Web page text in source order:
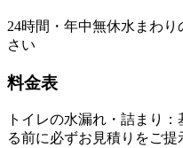
24時間・年中無休水まわ
さい
料金表
トイレの水漏れ・詰まり
る前に必ずお見積りをご提